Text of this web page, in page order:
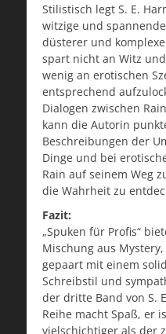
Stilistisch legt S. E.
witzige und
düsterer und
spart nicht an Witz
wenig an erotischen
entsprechend
Dialogen zwischen
kann die Autorin
Beschreibungen der
Dinge und bei
Rain auf seinem Weg
die Wahrheit zu
Fazit:
„Spuken für Profis“
Mischung aus
gepaart mit einem
Schreibstil und
der dritte Band von S.
Reihe macht Spaß, er
vielschichtiger als der